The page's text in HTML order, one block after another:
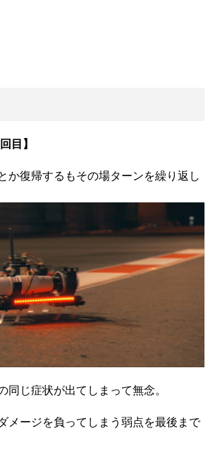
目】
か復帰するもその場ターンを繰り返し
同じ症状が出てしまって無念。
メージを負ってしまう弱点を最後まで